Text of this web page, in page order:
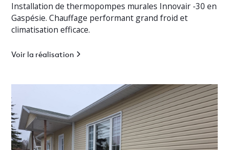
Installation de thermopompes murales Innovair -30 en
Gaspésie. Chauffage performant grand froid et
climatisation efficace.
Voir la réalisation